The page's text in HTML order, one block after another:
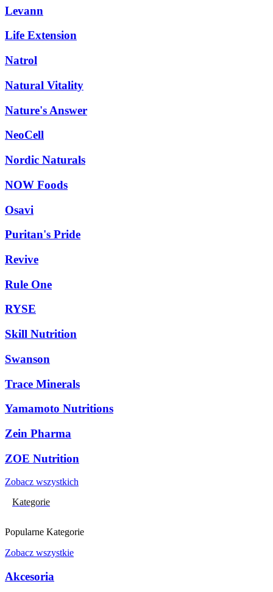
Levann
Life Extension
Natrol
Natural Vitality
Nature's Answer
NeoCell
Nordic Naturals
NOW Foods
Osavi
Puritan's Pride
Revive
Rule One
RYSE
Skill Nutrition
Swanson
Trace Minerals
Yamamoto Nutritions
Zein Pharma
ZOE Nutrition
Zobacz wszystkich
Kategorie
Popularne Kategorie
Zobacz wszystkie
Akcesoria